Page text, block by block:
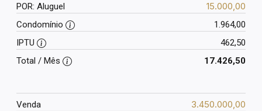
POR: Aluguel
15.000,00
Condomínio
1.964,00
IPTU
462,50
Total / Mês
17.426,50
Venda 3.450.000,00